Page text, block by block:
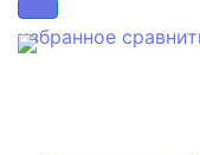
избранное